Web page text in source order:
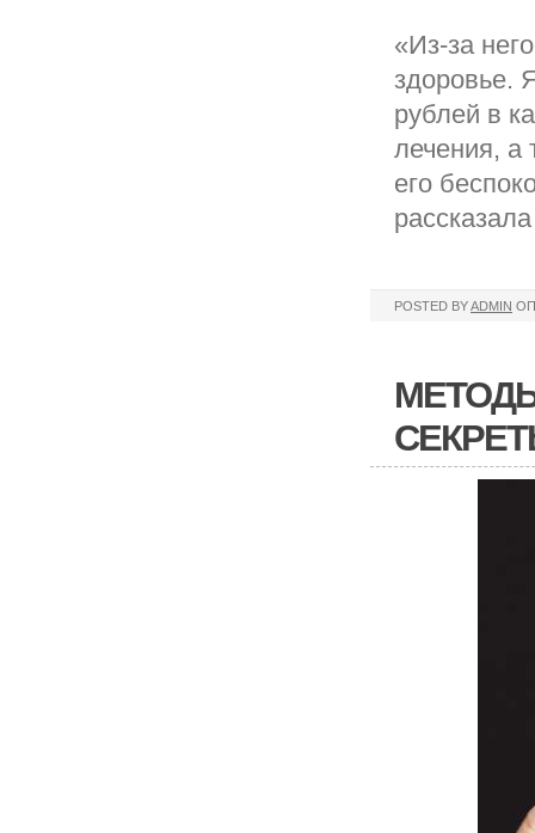
«Из-за
здоровье.
рублей в
лечения, а
его
POSTED BYADMIN